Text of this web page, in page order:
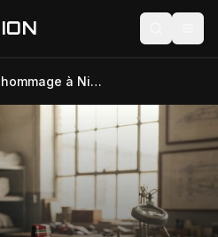
Ferrari rend hommage à Niki Lauda avec une maquette F1 exceptionnelle : 2500 heures de travail pour 50 exemplaires uniques